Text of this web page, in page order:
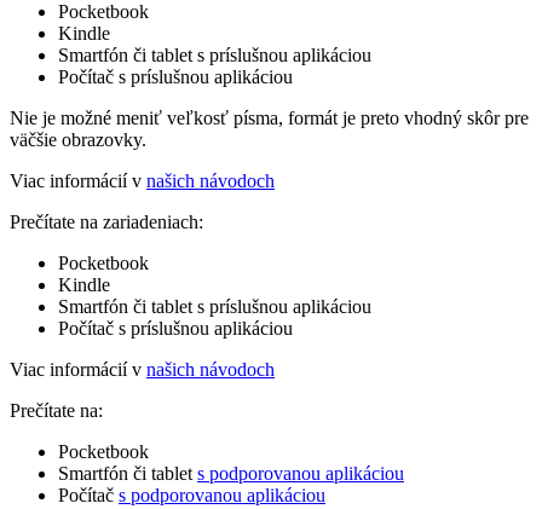
Pocketbook
Kindle
Smartfón či tablet s príslušnou aplikáciou
Počítač s príslušnou aplikáciou
Nie je možné meniť veľkosť písma, formát je preto vhodný skôr pre
väčšie obrazovky.
Viac informácií v našich návodoch
Prečítate na zariadeniach:
Pocketbook
Kindle
Smartfón či tablet s príslušnou aplikáciou
Počítač s príslušnou aplikáciou
Viac informácií v našich návodoch
Prečítate na:
Pocketbook
Smartfón či tablet s podporovanou aplikáciou
Počítač s podporovanou aplikáciou